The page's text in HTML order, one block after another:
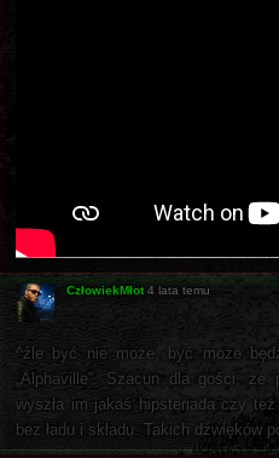
CzłowiekMłot 4 lata temu
^źle być nie może, być może
„Alphaville”. Szacun dla gości,
wyszła im jakaś hipsteriada czy
bez ładu i składu. Takich dźwięków